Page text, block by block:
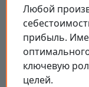
Любой
прибыль.
ключевую
целей.